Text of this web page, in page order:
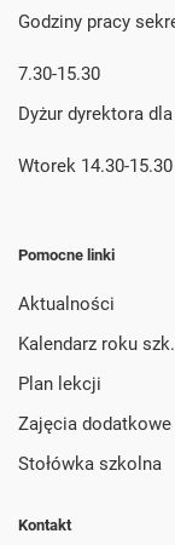
Godziny pracy
7.30-15.30
Dyżur dyrektora
Wtorek 14.30-15.30
Pomocne linki
Aktualności
Kalendarz roku
Plan lekcji
Zajęcia dodatkowe
Stołówka szkolna
Kontakt